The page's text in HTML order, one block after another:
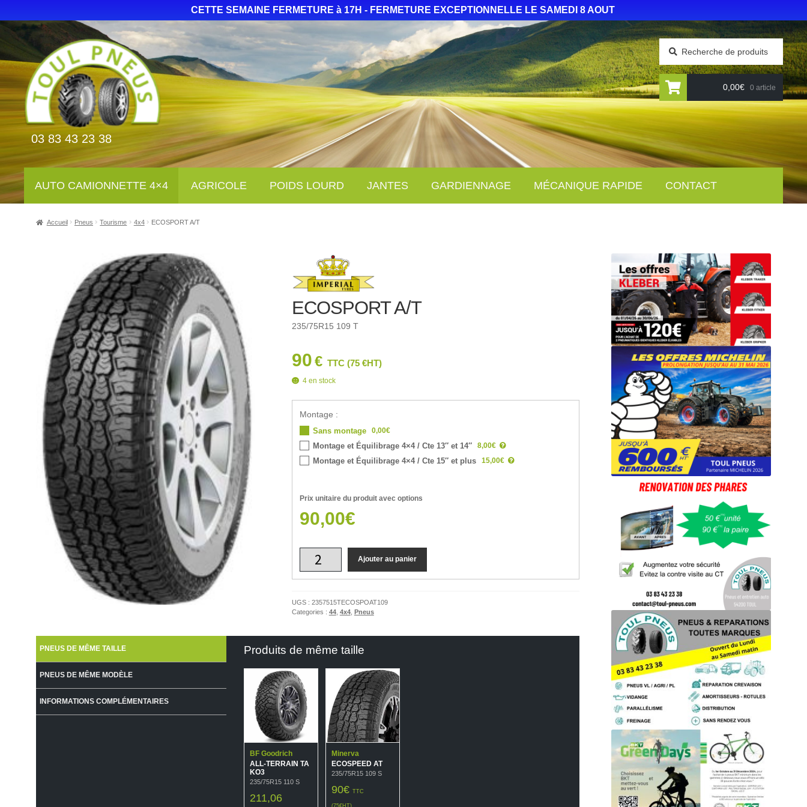
CETTE SEMAINE FERMETURE à 17H - FERMETURE EXCEPTIONNELLE LE SAMEDI 8 AOUT
03 83 43 23 38
Recherche
0,00€ 0 article
AUTO CAMIONNETTE 4×4 AGRICOLE POIDS LOURD JANTES GARDIENNAGE MÉCANIQUE RAPIDE CONTACT
Accueil Pneus Tourisme 4x4 ECOSPORT A/T
ECOSPORT A/T
235/75R15 109 T
90€ TTC (75 €HT)
4 en stock
Montage :
Sans montage 0,00€
Montage et Équilibrage 4×4 / Cte 13″ et 14″ 8,00€
Montage et Équilibrage 4×4 / Cte 15″ et plus 15,00€
Prix unitaire du produit avec options
90,00€
Ajouter au panier
UGS : 2357515TECOSPOAT109
Categories : 44, 4x4, Pneus
PNEUS DE MÊME TAILLE
PNEUS DE MÊME MODÈLE
INFORMATIONS COMPLÉMENTAIRES
Produits de même taille
BF Goodrich
ALL-TERRAIN TA
KO3
235/75R15 110 S
211,06
Minerva
ECOSPEED AT
235/75R15 109 S
90€ TTC